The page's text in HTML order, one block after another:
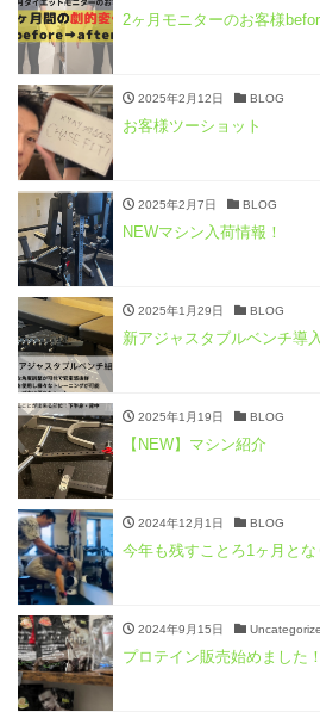
2ヶ月モニターのお客様
2025年2月12日 BLOG
お客様ツーショット
2025年2月7日 BLOG
NEWマシン入荷情報！
2025年1月29日 BLOG
新アジャスタブルベンチ導入
2025年1月19日 BLOG
【NEW】マシン紹介
2024年12月1日 BLOG
今年も残すことろ1ヶ月とな
2024年9月15日
プロテイン販売始めました！